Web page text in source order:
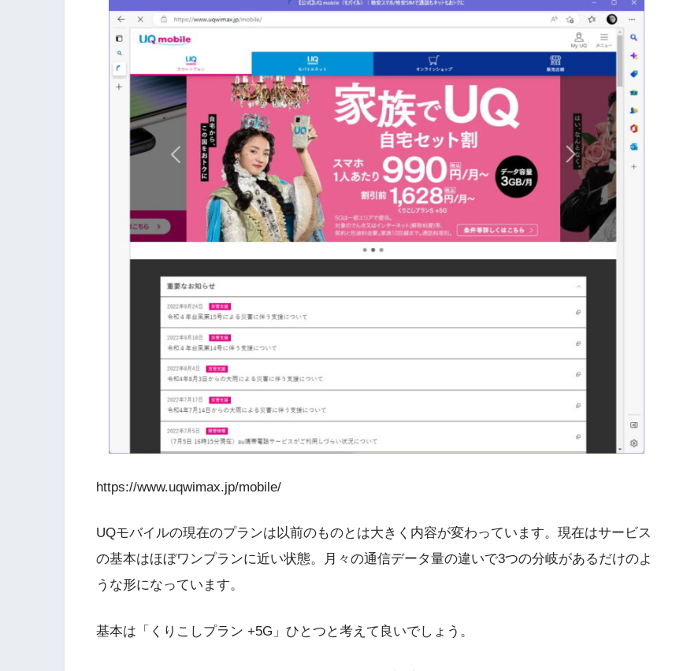
https://www.uqwimax.jp/mobile/
UQモバイルの現在のプランは以前のものとは大きく内容が変わっています。現在はサービス
の基本はほぼワンプランに近い状態。月々の通信データ量の違いで3つの分岐があるだけのよ
うな形になっています。
基本は「くりこしプラン +5G」ひとつと考えて良いでしょう。